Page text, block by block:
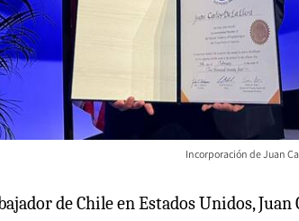
Incorporación de Juan
de Chile en Estados Unidos, Juan